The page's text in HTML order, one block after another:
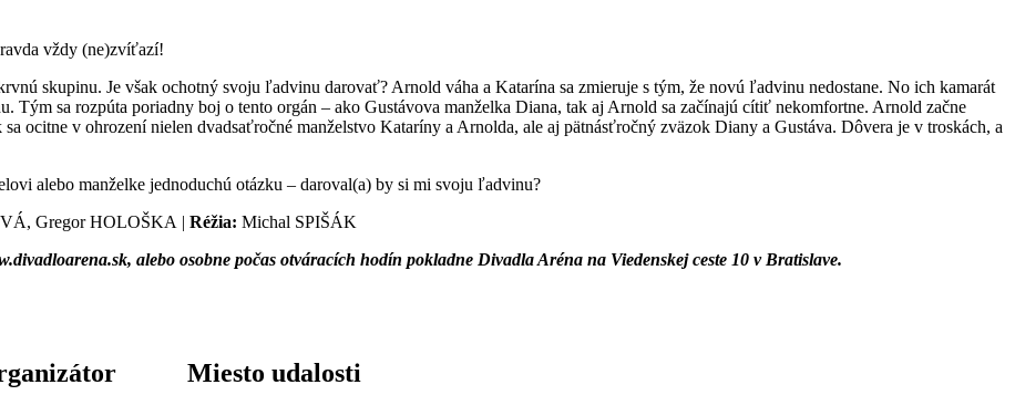
vždy (ne)zvíťazí!
skupinu. Je však ochotný svoju ľadvinu darovať? Arnold váha a Katarína sa zmieruje s tým, že novú ľadvinu nedostane. No ich kamarát
sa rozpúta poriadny boj o tento orgán – ako Gustávova manželka Diana, tak aj Arnold sa začínajú cítiť nekomfortne. Arnold začne
ocitne v ohrození nielen dvadsaťročné manželstvo Kataríny a Arnolda, ale aj pätnásťročný zväzok Diany a Gustáva. Dôvera je v troskách, a
alebo manželke jednoduchú otázku – daroval(a) by si mi svoju ľadvinu?
Gregor HOLOŠKA | Réžia: Michal SPIŠÁK
alebo osobne počas otváracích hodín pokladne Divadla Aréna na Viedenskej ceste 10 v Bratislave.
Miesto udalosti